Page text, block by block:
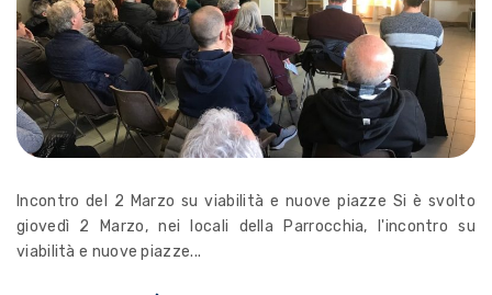
Incontro del 2 Marzo su viabilità e nuove piazze Si è svolto
giovedì 2 Marzo, nei locali della Parrocchia, l'incontro su
viabilità e nuove piazze...